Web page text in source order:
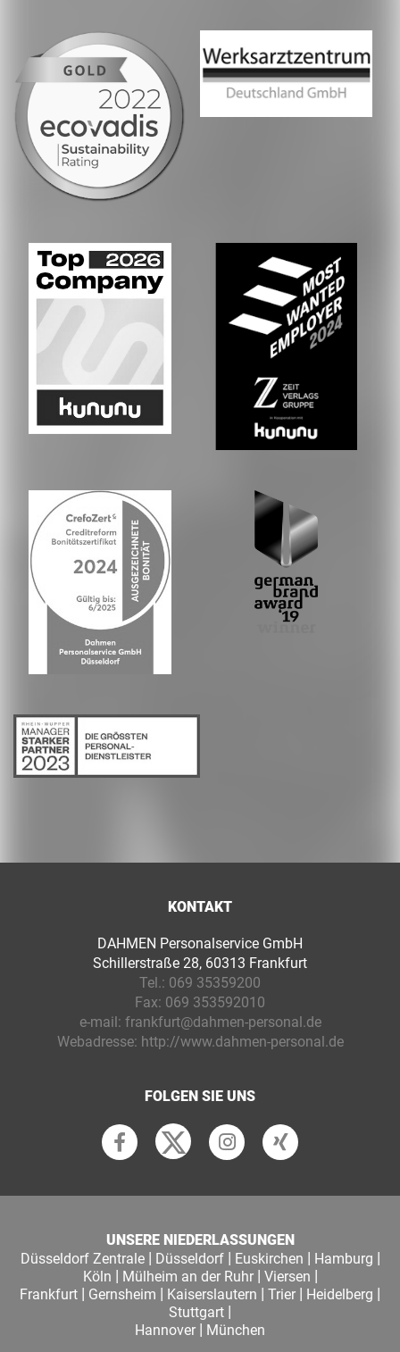
KONTAKT
DAHMEN Personalservice GmbH
Schillerstraße 28, 60313 Frankfurt
Tel.: 069 35359200
Fax: 069 353592010
e-mail: frankfurt@dahmen-personal.de
Webadresse: http://www.dahmen-personal.de
FOLGEN SIE UNS
UNSERE NIEDERLASSUNGEN
Düsseldorf Zentrale| Düsseldorf| Euskirchen | Hamburg |
Köln | Mülheim an der Ruhr| Viersen |
Frankfurt | Gernsheim | Kaiserslautern | Trier | Heidelberg |
Stuttgart |
Hannover | München